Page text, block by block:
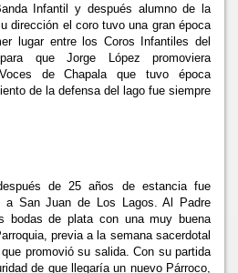
Infantil y después alumno de
la
dirección el coro tuvo una gran época
lugar entre los Coros Infantiles del
que Jorge López promoviera
de Chapala que tuvo época
de la defensa del lago fue siempre
de 25 años de estancia fue
a San Juan de Los Lagos. Al Padre
bodas de plata con una muy buena
previa a la semana sacerdotal
promovió su salida. Con su partida
de que llegaría un nuevo Párroco,